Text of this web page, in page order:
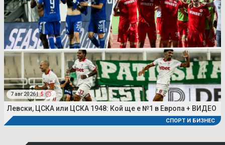
7 авг 2026 | 5
Левски, ЦСКА или ЦСКА 1948: Кой ще е №1 в Европа + ВИДЕО
СПОРТ И БИЗНЕС